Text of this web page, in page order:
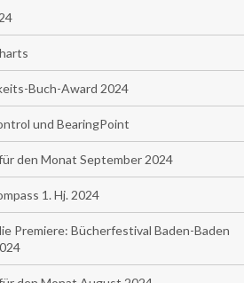
Buch-Award 2024
und BearingPoint
den Monat September 2024
1. Hj. 2024
Premiere: Bücherfestival Baden-Baden